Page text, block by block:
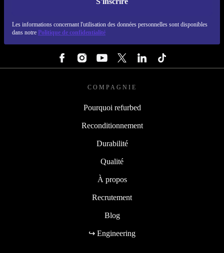
Les informations concernant l'utilisation des données personnelles sont disponibles
dans notre Politique de confidentialité
COMPAGNIE
Pourquoi refurbed
Reconditionnement
Durabilité
Qualité
À propos
Recrutement
Blog
↪ Engineering